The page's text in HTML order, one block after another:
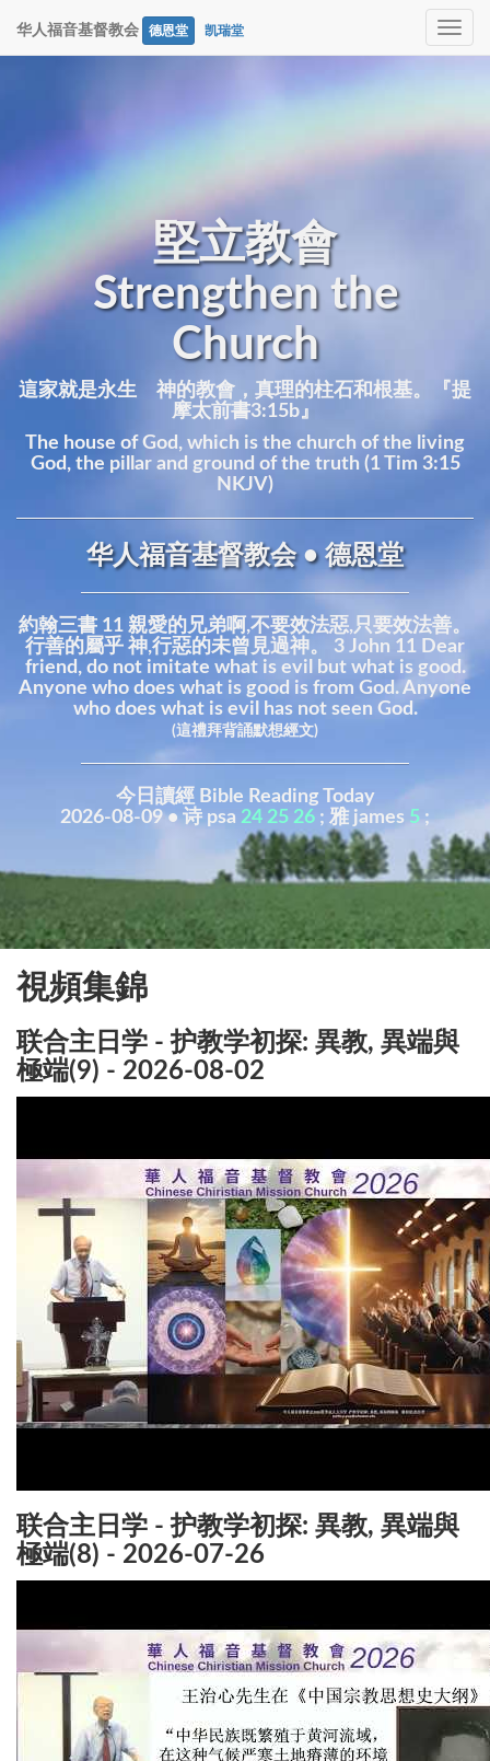
Toggle
华人福音基督教会 德恩堂 凯瑞堂
堅立教會
Strengthen the
Church
這家就是永生 神的教會，真理的柱石和根基。『提
摩太前書3:15b』
The house of God, which is the church of the living
God, the pillar and ground of the truth (1 Tim 3:15
NKJV)
华人福音基督教会 • 德恩堂
約翰三書 11 親愛的兄弟啊,不要效法惡,只要效法善。
行善的屬乎 神,行惡的未曾見過神。 3 John 11 Dear
friend, do not imitate what is evil but what is good.
Anyone who does what is good is from God. Anyone
who does what is evil has not seen God.
(這禮拜背誦默想經文)
今日讀經 Bible Reading Today
2026-08-09 • 诗 psa 24 25 26 ; 雅 james 5 ;
視頻集錦
联合主日学 - 护教学初探: 異教, 異端與
極端(9) - 2026-08-02
联合主日学 - 护教学初探: 異教, 異端與
極端(8) - 2026-07-26